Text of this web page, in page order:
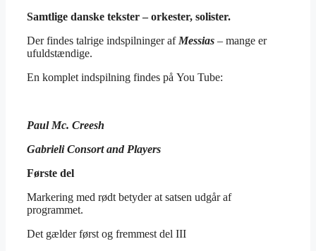
Samtlige danske tekster – orkester, solister.
Der findes talrige indspilninger af Messias – mange er
ufuldstændige.
En komplet indspilning findes på You Tube:
Paul Mc. Creesh
GabrieliConsort and Players
Første del
Markering med rødt betyder at satsen udgår af
programmet.
Det gælder først og fremmest del III